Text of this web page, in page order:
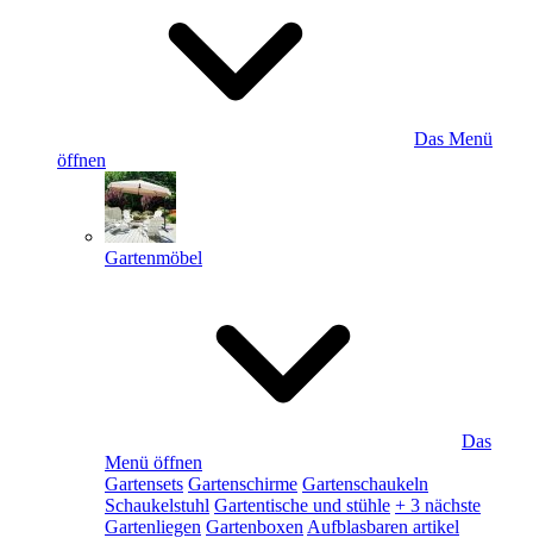
Das Menü
öffnen
Gartenmöbel
Das
Menü öffnen
Gartensets Gartenschirme Gartenschaukeln
Schaukelstuhl Gartentische und stühle + 3 nächste
Gartenliegen Gartenboxen Aufblasbaren artikel